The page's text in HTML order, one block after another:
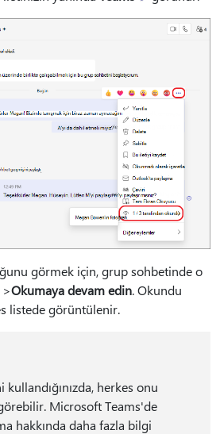
görmek için, grup sohbetinde o
>Okumaya devam edin. Okundu
listede görüntülenir.
herkes onu
Microsoft Teams'de
hakkında daha fazla bilgi